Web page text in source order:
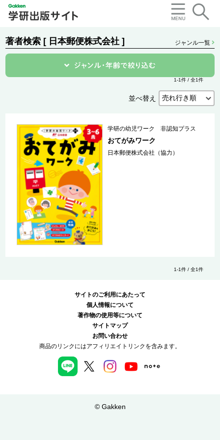
著者検索 [ 日本郵便株式会社 ] ジャンル一覧
1-1件 / 全1件
並べ替え
学研の幼児ワーク 非認知プラス
おてがみワーク
日本郵便株式会社（協力）
1-1件 / 全1件
サイトのご利用にあたって
個人情報について
著作物の使用等について
サイトマップ
お問い合わせ
商品のリンクにはアフィリエイトリンクを含みます。
© Gakken